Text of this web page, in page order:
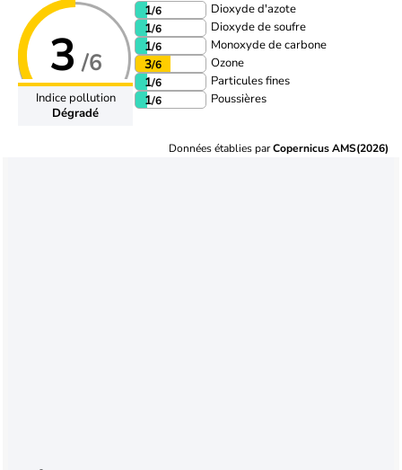
3 /6
Indice pollution
Dégradé
1/6 Dioxyde d'azote
1/6 Dioxyde de soufre
1/6 Monoxyde de carbone
3/6 Ozone
1/6 Particules fines
1/6 Poussières
Données établies parCopernicus AMS(2026)